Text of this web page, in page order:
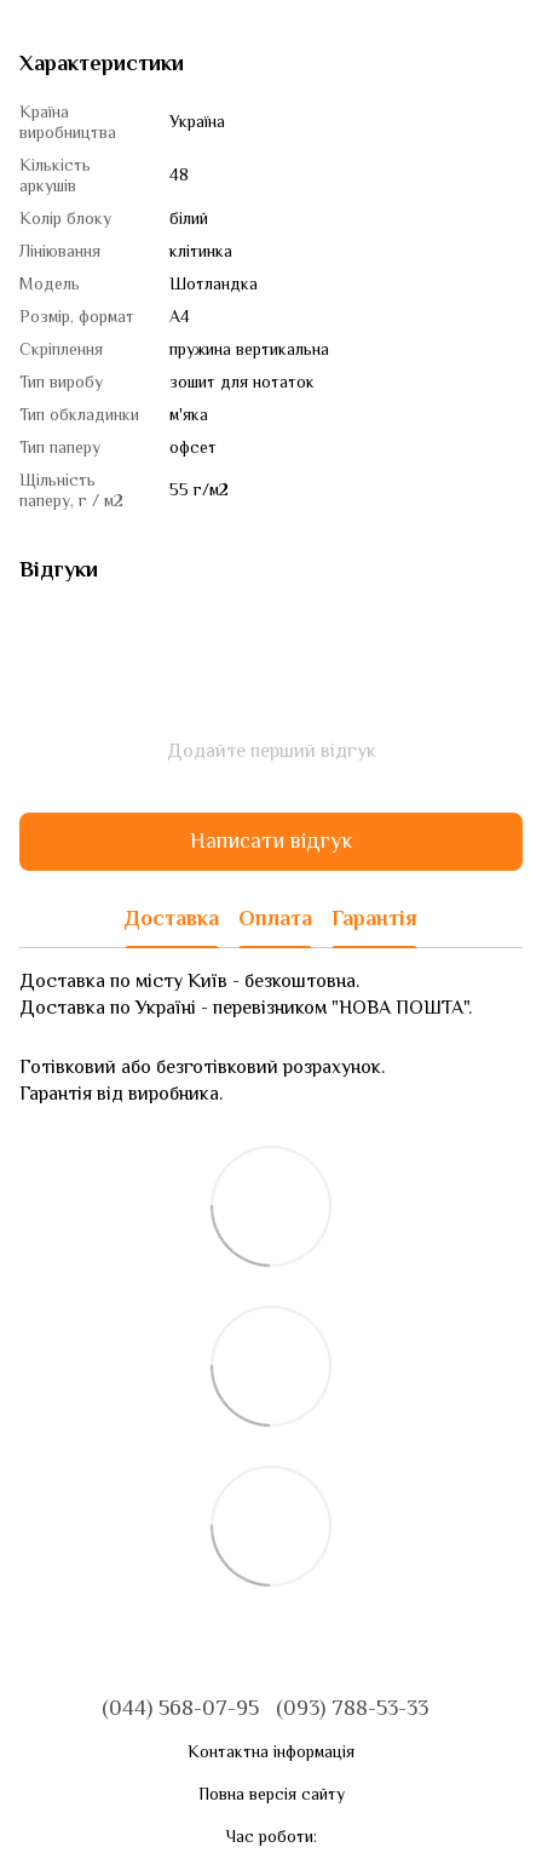
Характеристики
Країна
виробництва
Україна
Кількість
аркушів
48
Колір блоку
білий
Лініювання
клітинка
Модель
Шотландка
Розмір, формат
A4
Скріплення
пружина вертикальна
Тип виробу
зошит для нотаток
Тип обкладинки
м'яка
Тип паперу
офсет
Щільність
паперу, г / м2
55 г/м2
Відгуки
Додайте перший відгук
Написати відгук
Доставка Оплата Гарантія
Доставка по місту Київ - безкоштовна.
Доставка по Україні - перевізником "НОВА ПОШТА".
Готівковий або безготівковий розрахунок.
Гарантія від виробника.
(044) 568-07-95 (093) 788-53-33
Контактна інформація
Повна версія сайту
Час роботи: